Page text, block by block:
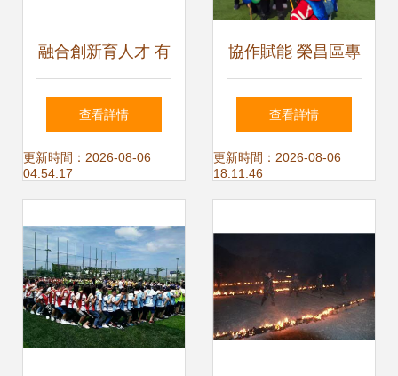
融合創新育人才 有
道拓展數字藝術產
教融合，網易數字
正式揭牌
查看詳情
更新時間：2026-08-06
04:54:17
協作賦能 榮昌區專
業團隊戶外拓展培
訓，打造高績效企
查看詳情
更新時間：2026-08-06
18:11:46